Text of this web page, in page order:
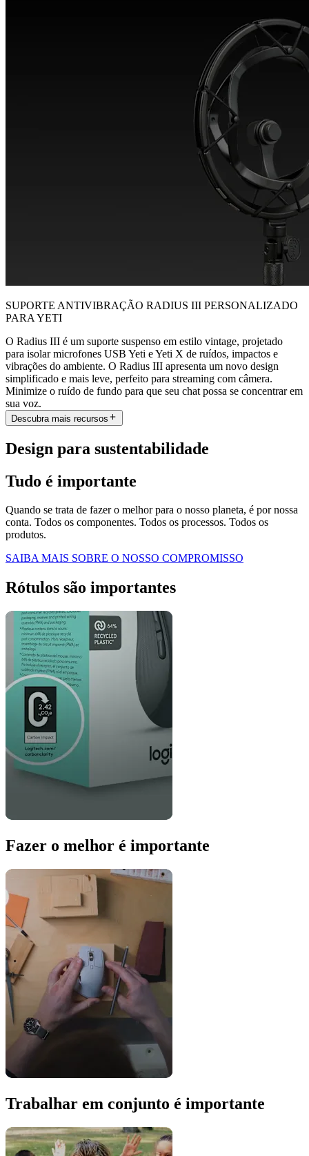
SUPORTE ANTIVIBRAÇÃO RADIUS III PERSONALIZADO
PARA YETI
O Radius III é um suporte suspenso em estilo vintage, projetado
para isolar microfones USB Yeti e Yeti X de ruídos, impactos e
vibrações do ambiente. O Radius III apresenta um novo design
simplificado e mais leve, perfeito para streaming com câmera.
Minimize o ruído de fundo para que seu chat possa se concentrar em
sua voz.
Descubra mais recursos
Design para sustentabilidade
Tudo é importante
Quando se trata de fazer o melhor para o nosso planeta, é por nossa
conta. Todos os componentes. Todos os processos. Todos os
produtos.
SAIBA MAIS SOBRE O NOSSO COMPROMISSO
Rótulos são importantes
Fazer o melhor é importante
Trabalhar em conjunto é importante